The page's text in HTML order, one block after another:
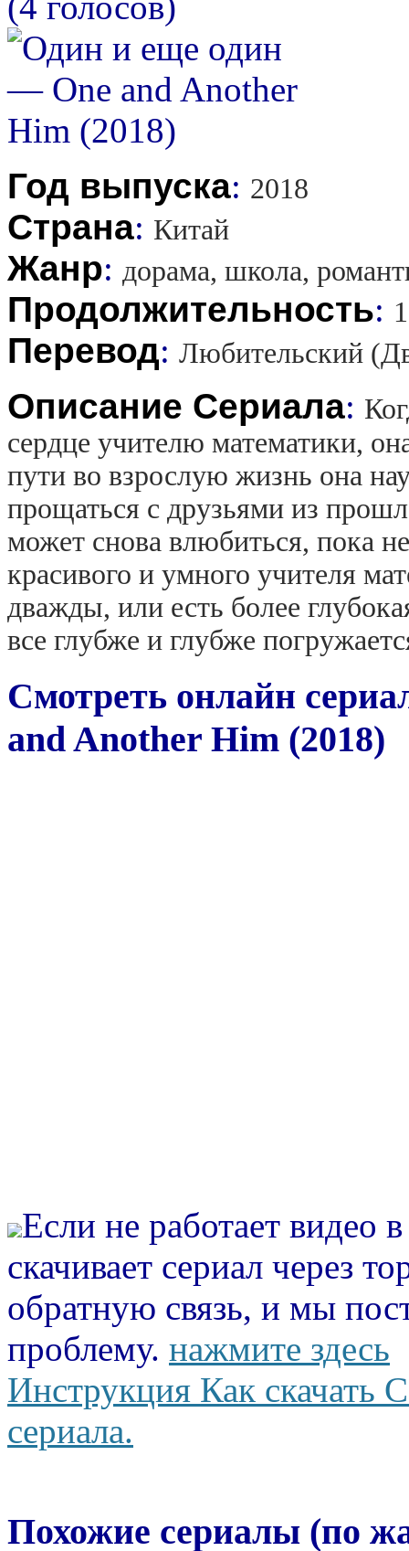
Год выпуска: 2018
Страна: Китай
Жанр: дорама, школа,
Продолжительность:
Перевод: Любительский
Описание Сериала:
сердце учителю математики,
пути во взрослую жизнь она
прощаться с друзьями из
может снова влюбиться, пока
красивого и умного учителя
дважды, или есть более
все глубже и глубже
Смотреть онлайн
and Another Him (2018)
Если не работает видео
скачивает сериал через
обратную связь, и мы
проблему. нажмите здесь
Инструкция Как скачать
сериала.
Похожие сериалы (по